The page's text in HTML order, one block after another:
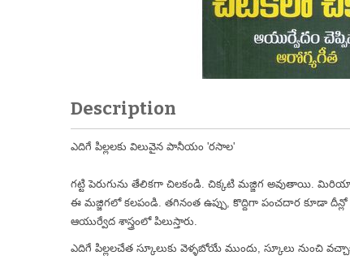
Description
ఎదిగే పిల్లలకు విలువైన పానీయం 'రసాల'
గట్టి పెరుగును తేలికగా చిలకండి. చిక్కటి మజ్జిగ అవుతాయి.
ఈ మజ్జిగలో కలపండి. తగినంత ఉప్పు, కొద్దిగా పంచదార కూడా
ఆయుర్వేద శాస్త్రంలో పిలుస్తారు.
ఎదిగే పిల్లలచేత స్కూలుకు వెళ్ళబోయే ముందు, స్కూలు నుంచి